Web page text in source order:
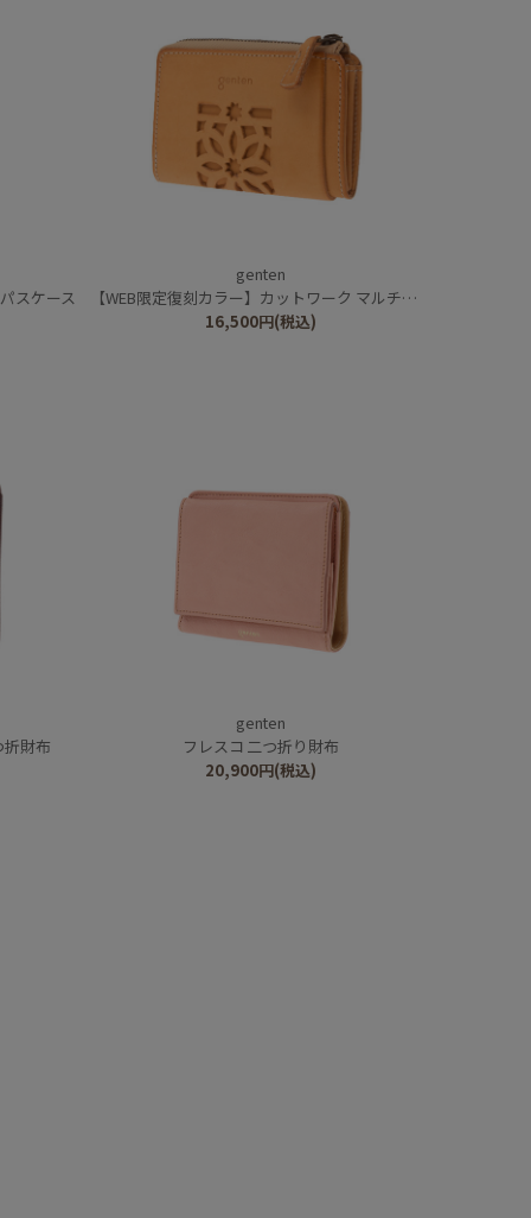
スケース
genten
【WEB限定復刻カラー】カットワーク マルチケース
16,500円(税込)
財布
genten
フレスコ 二つ折り財布
20,900円(税込)